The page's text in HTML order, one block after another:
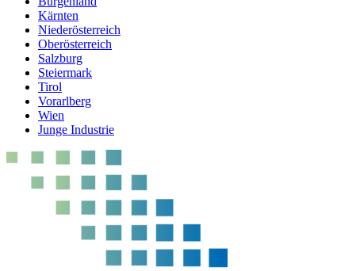
Kärnten
Niederösterreich
Oberösterreich
Salzburg
Steiermark
Tirol
Vorarlberg
Wien
Junge Industrie